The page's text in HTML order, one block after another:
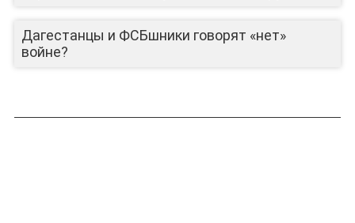
ЛИЦА КАНАЛА
Дагестанцы и ФСБшники говорят «нет»
войне?